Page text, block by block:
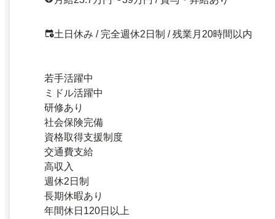
土日休み / 完全週休2日制 / 残業月20時間以内
若手活躍中
ミドル活躍中
研修あり
社会保険完備
資格取得支援制度
交通費支給
高収入
週休2日制
長期休暇あり
年間休日120日以上